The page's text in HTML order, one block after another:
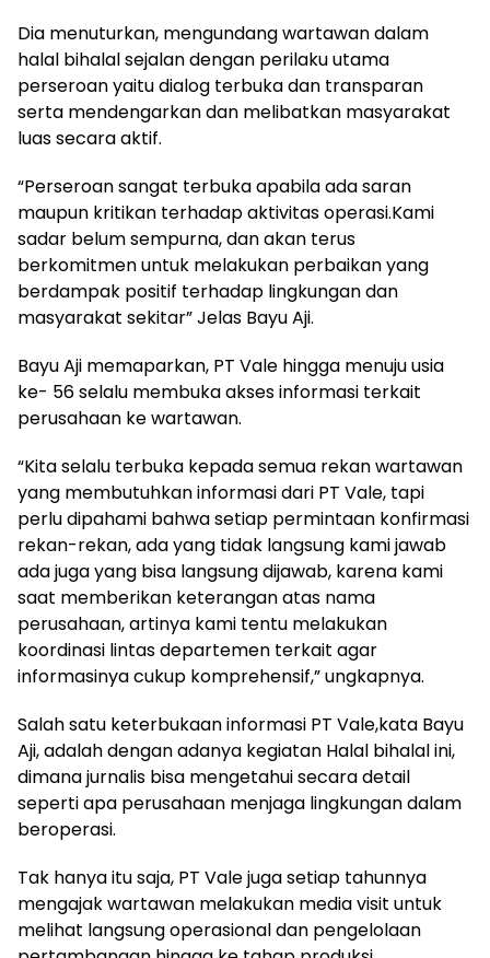
Dia menuturkan, mengundang wartawan dalam
halal bihalal sejalan dengan perilaku utama
perseroan yaitu dialog terbuka dan transparan
serta mendengarkan dan melibatkan masyarakat
luas secara aktif.
“Perseroan sangat terbuka apabila ada saran
maupun kritikan terhadap aktivitas operasi.Kami
sadar belum sempurna, dan akan terus
berkomitmen untuk melakukan perbaikan yang
berdampak positif terhadap lingkungan dan
masyarakat sekitar” Jelas Bayu Aji.
Bayu Aji memaparkan, PT Vale hingga menuju usia
ke- 56 selalu membuka akses informasi terkait
perusahaan ke wartawan.
“Kita selalu terbuka kepada semua rekan wartawan
yang membutuhkan informasi dari PT Vale, tapi
perlu dipahami bahwa setiap permintaan konfirmasi
rekan-rekan, ada yang tidak langsung kami jawab
ada juga yang bisa langsung dijawab, karena kami
saat memberikan keterangan atas nama
perusahaan, artinya kami tentu melakukan
koordinasi lintas departemen terkait agar
informasinya cukup komprehensif,” ungkapnya.
Salah satu keterbukaan informasi PT Vale,kata Bayu
Aji, adalah dengan adanya kegiatan Halal bihalal ini,
dimana jurnalis bisa mengetahui secara detail
seperti apa perusahaan menjaga lingkungan dalam
beroperasi.
Tak hanya itu saja, PT Vale juga setiap tahunnya
mengajak wartawan melakukan media visit untuk
melihat langsung operasional dan pengelolaan